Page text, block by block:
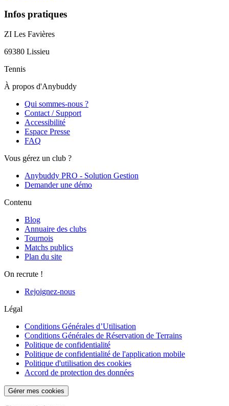
Infos pratiques
ZI Les Favières
69380 Lissieu
Tennis
À propos d'Anybuddy
Qui sommes-nous ?
Contact / Support
Accessibilité
Espace Presse
FAQ
Vous gérez un club ?
Anybuddy PRO - Solution Gestion
Demander une démo
Contenu
Blog
Annuaire des clubs
Tournois
Matchs publics
Plan du site
On recrute !
Rejoignez-nous
Légal
Conditions Générales d’Utilisation
Conditions Générales de Réservation de Terrains
Politique de confidentialité
Politique de confidentialité de l'application mobile
Politique d'utilisation des cookies
Accord de protection des données
Gérer mes cookies